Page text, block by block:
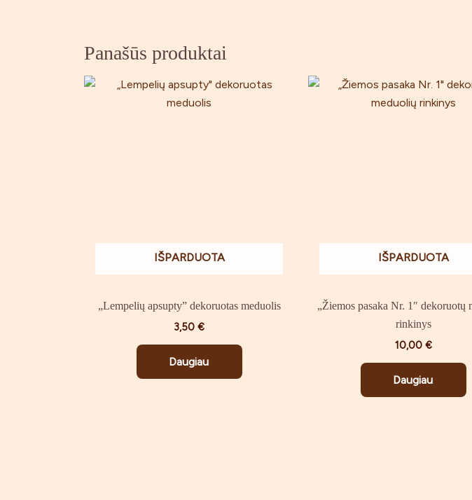
Panašūs produktai
IŠPARDUOTA
„Lempelių apsupty” dekoruotas meduolis
3,50 €
Daugiau
IŠPARDUOTA
„Žiemos pasaka Nr. 1″ dekoruotų
rinkinys
10,00 €
Daugiau